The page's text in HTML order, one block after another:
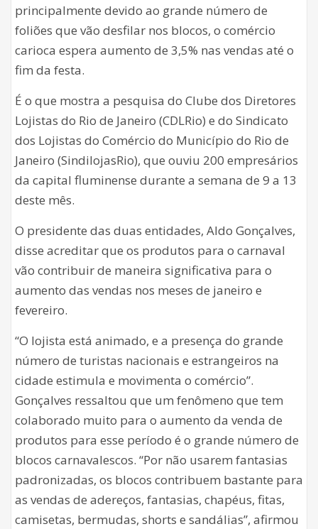
principalmente devido ao grande número de
foliões que vão desfilar nos blocos, o comércio
carioca espera aumento de 3,5% nas vendas até o
fim da festa.
É o que mostra a pesquisa do Clube dos Diretores
Lojistas do Rio de Janeiro (CDLRio) e do Sindicato
dos Lojistas do Comércio do Município do Rio de
Janeiro (SindilojasRio), que ouviu 200 empresários
da capital fluminense durante a semana de 9 a 13
deste mês.
O presidente das duas entidades, Aldo Gonçalves,
disse acreditar que os produtos para o carnaval
vão contribuir de maneira significativa para o
aumento das vendas nos meses de janeiro e
fevereiro.
“O lojista está animado, e a presença do grande
número de turistas nacionais e estrangeiros na
cidade estimula e movimenta o comércio”.
Gonçalves ressaltou que um fenômeno que tem
colaborado muito para o aumento da venda de
produtos para esse período é o grande número de
blocos carnavalescos. “Por não usarem fantasias
padronizadas, os blocos contribuem bastante para
as vendas de adereços, fantasias, chapéus, fitas,
camisetas, bermudas, shorts e sandálias”, afirmou